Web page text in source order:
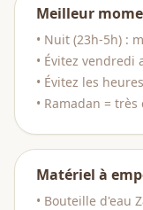
Meilleur
• Nuit (23h-5h) :
• Évitez vendredi
• Évitez les
• Ramadan =
Matériel à
• Bouteille d'eau